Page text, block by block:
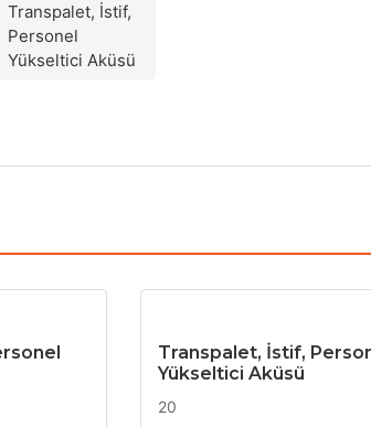
Transpalet, İstif,
Personel
Yükseltici Aküsü
Transpalet, İstif,
Yükseltici Aküsü
20